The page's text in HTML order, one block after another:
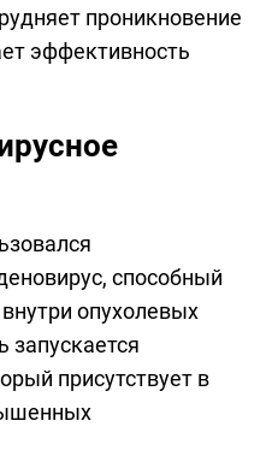
проникновение
эффективность
способный
опухолевых
запускается
присутствует в